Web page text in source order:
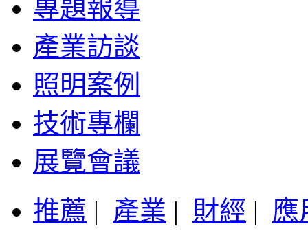
專題報導
產業訪談
照明案例
技術專欄
展覽會議
推薦 | 產業 | 財經 | 應